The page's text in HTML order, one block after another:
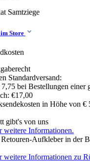
Samtziege
Store
Standardversand:
bei Bestellungen einer
€17,00
in Höhe von €
gibt's von uns
weitere Informationen.
Aufkleber in der
Informationen zu